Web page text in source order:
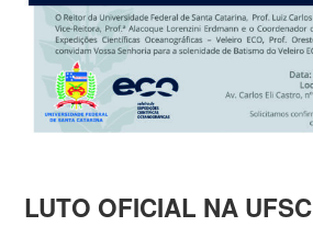
LUTO OFICIAL NA UFSC